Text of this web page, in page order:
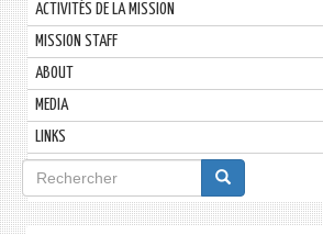
ACTIVITÉS DE LA MISSION
MISSION STAFF
ABOUT
MEDIA
LINKS
Formulaire
de